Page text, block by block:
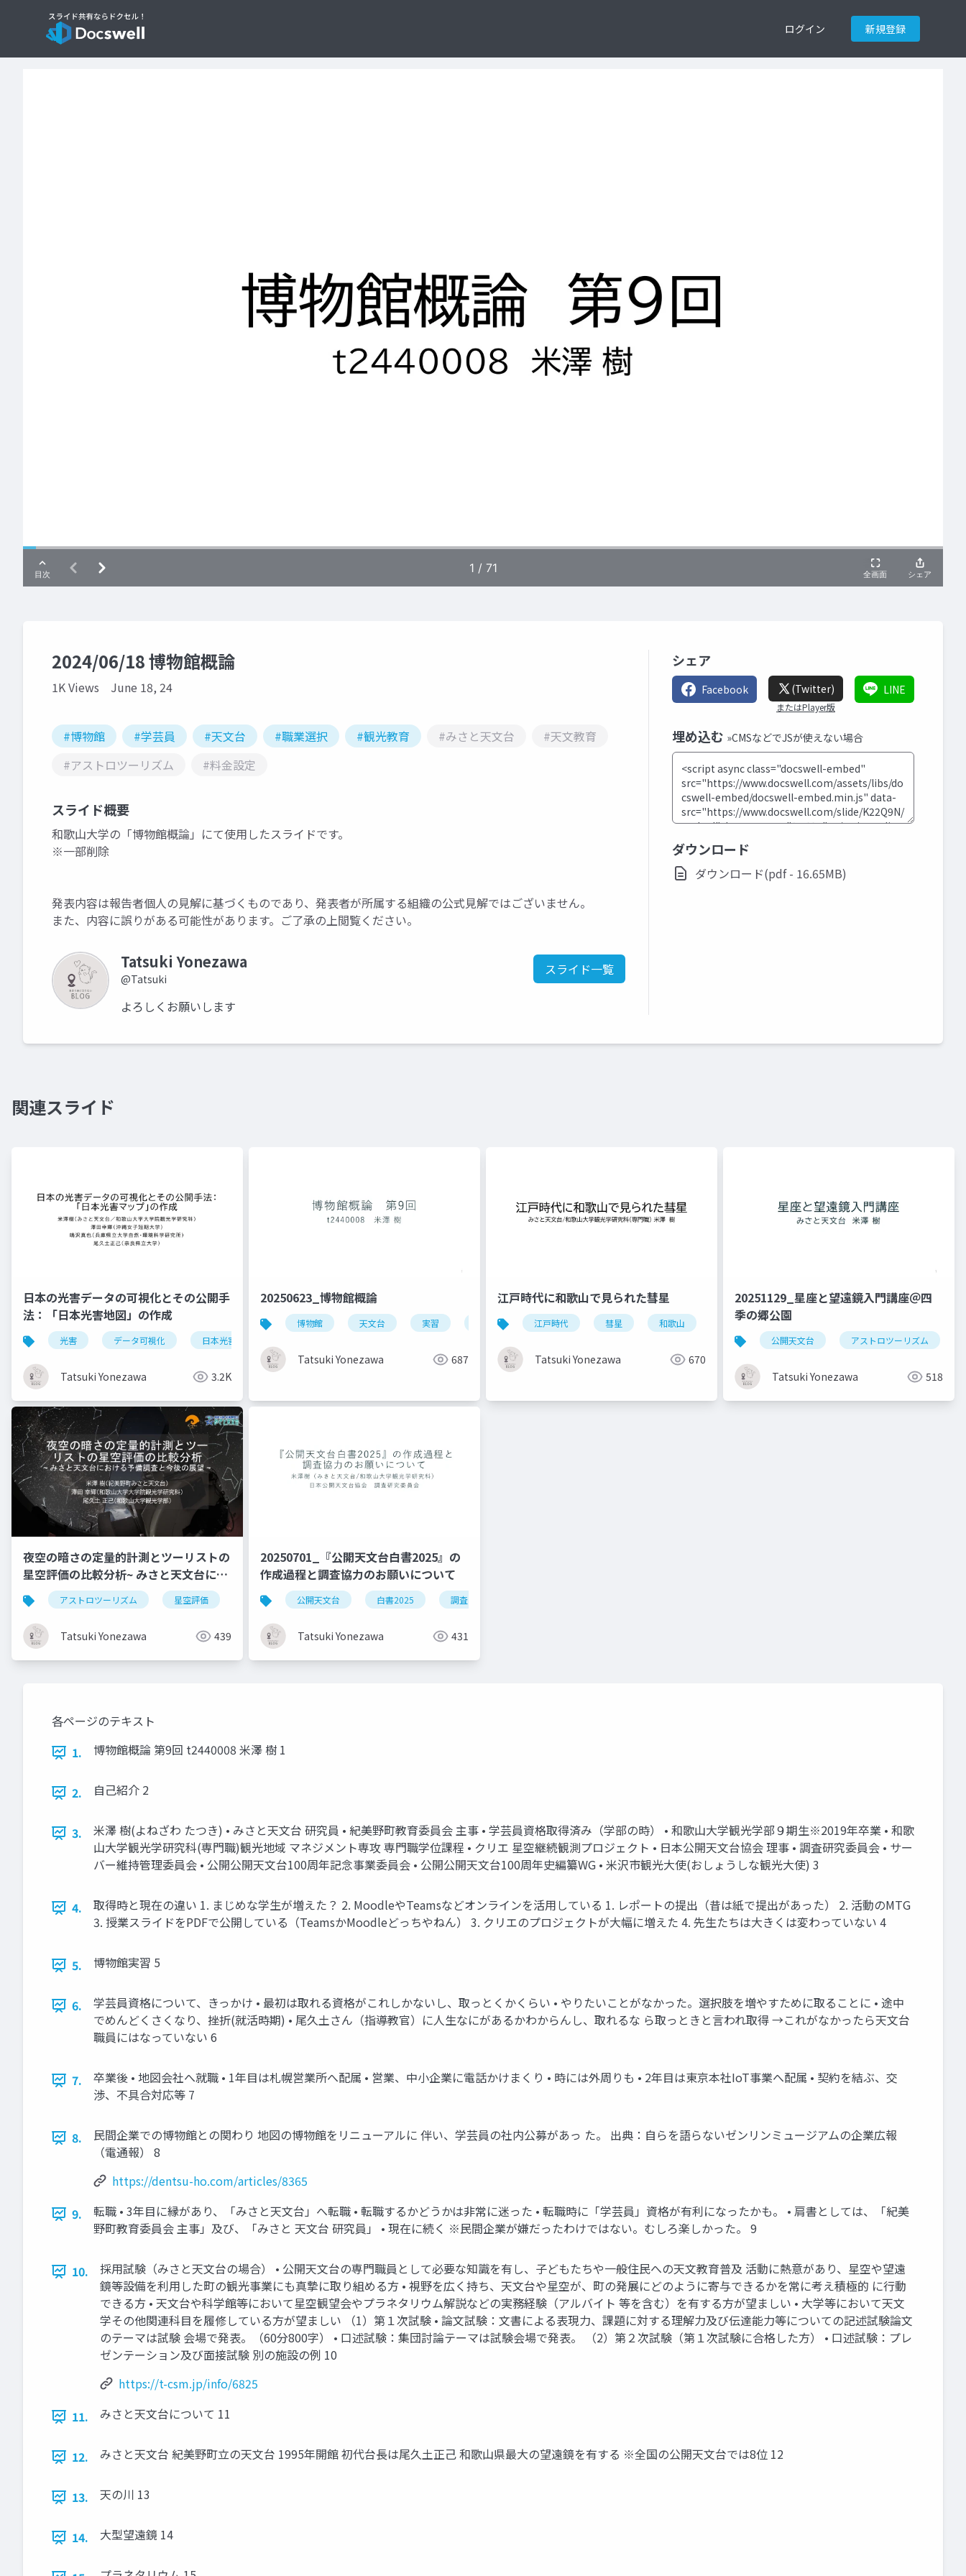
ログイン 新規登録
2024/06/18 博物館概論
1K Views June 18, 24
#博物館 #学芸員 #天文台 #職業選択 #観光教育 #みさと天文台
#天文教育
#アストロツーリズム
#料金設定
スライド概要
和歌山大学の「博物館概論」にて使用したスライドです。
※一部削除
発表内容は報告者個人の見解に基づくものであり、発表者が所属する組織の公式見解ではございません。
また、内容に誤りがある可能性があります。ご了承の上閲覧ください。
Tatsuki Yonezawa
@Tatsuki
スライド一覧
よろしくお願いします
シェア
Facebook (Twitter)
またはPlayer版
LINE
埋め込む »CMSなどでJSが使えない場合
ダウンロード
ダウンロード(pdf - 16.65MB)
関連スライド
日本の光害データの可視化とその公開手
法：「日本光害地図」の作成
光害 データ可視化 日本光害地図
Tatsuki Yonezawa 3.2K
20250623_博物館概論
博物館 天文台 実習 観光教育
Tatsuki Yonezawa 687
江戸時代に和歌山で見られた彗星
江戸時代 彗星 和歌山 天文学 自然観察
Tatsuki Yonezawa 670
20251129_星座と望遠鏡入門講座＠四
季の郷公園
公開天文台 アストロツーリズム
Tatsuki Yonezawa 518
夜空の暗さの定量的計測とツーリストの
星空評価の比較分析~ みさと天文台にお
ける予備調査と今後の展望 ~
アストロツーリズム 星空評価 夜空の明るさ 観光 公開天文台
Tatsuki Yonezawa 439
20250701_『公開天文台白書2025』の
作成過程と調査協力のお願いについて
公開天文台 白書2025 調査
Tatsuki Yonezawa 431
各ページのテキスト
1.
博物館概論 第9回 t2440008 米澤 樹 1
2. 自己紹介 2
3.
米澤 樹(よねざわ たつき) • みさと天文台 研究員 • 紀美野町教育委員会 主事 • 学芸員資格取得済み（学部の時） • 和歌山大学観光学部９期生※2019年卒業 • 和歌
山大学観光学研究科(専門職)観光地域 マネジメント専攻 専門職学位課程 • クリエ 星空継続観測プロジェクト • 日本公開天文台協会 理事 • 調査研究委員会 • サー
バー維持管理委員会 • 公開公開天文台100周年記念事業委員会 • 公開公開天文台100周年史編纂WG • 米沢市観光大使(おしょうしな観光大使) 3
4.
取得時と現在の違い 1. まじめな学生が増えた？ 2. MoodleやTeamsなどオンラインを活用している 1. レポートの提出（昔は紙で提出があった） 2. 活動のMTG
3. 授業スライドをPDFで公開している（TeamsかMoodleどっちやねん） 3. クリエのプロジェクトが大幅に増えた 4. 先生たちは大きくは変わっていない 4
5. 博物館実習 5
6.
学芸員資格について、きっかけ • 最初は取れる資格がこれしかないし、取っとくかくらい • やりたいことがなかった。選択肢を増やすために取ることに • 途中
でめんどくさくなり、挫折(就活時期) • 尾久土さん（指導教官）に人生なにがあるかわからんし、取れるな ら取っときと言われ取得 →これがなかったら天文台
職員にはなっていない 6
7.
卒業後 • 地図会社へ就職 • 1年目は札幌営業所へ配属 • 営業、中小企業に電話かけまくり • 時には外周りも • 2年目は東京本社IoT事業へ配属 • 契約を結ぶ、交
渉、不具合対応等 7
8.
民間企業での博物館との関わり 地図の博物館をリニューアルに 伴い、学芸員の社内公募があっ た。 出典：自らを語らないゼンリンミュージアムの企業広報
（電通報） 8
https://dentsu-ho.com/articles/8365
9.
転職 • 3年目に縁があり、「みさと天文台」へ転職 • 転職するかどうかは非常に迷った • 転職時に「学芸員」資格が有利になったかも。 • 肩書としては、「紀美
野町教育委員会 主事」及び、「みさと 天文台 研究員」 • 現在に続く ※民間企業が嫌だったわけではない。むしろ楽しかった。 9
10.
採用試験（みさと天文台の場合） • 公開天文台の専門職員として必要な知識を有し、子どもたちや一般住民への天文教育普及 活動に熱意があり、星空や望遠
鏡等設備を利用した町の観光事業にも真摯に取り組める方 • 視野を広く持ち、天文台や星空が、町の発展にどのように寄与できるかを常に考え積極的 に行動
できる方 • 天文台や科学館等において星空観望会やプラネタリウム解説などの実務経験（アルバイト 等を含む）を有する方が望ましい • 大学等において天文
学その他関連科目を履修している方が望ましい （1）第１次試験 • 論文試験：文書による表現力、課題に対する理解力及び伝達能力等についての記述試験論文
のテーマは試験 会場で発表。（60分800字） • 口述試験：集団討論テーマは試験会場で発表。 （2）第２次試験（第１次試験に合格した方） • 口述試験：プレ
ゼンテーション及び面接試験 別の施設の例 10
https://t-csm.jp/info/6825
11.
みさと天文台について 11
12. みさと天文台 紀美野町立の天文台 1995年開館 初代台長は尾久土正己 和歌山県最大の望遠鏡を有する ※全国の公開天文台では8位 12
13. 天の川 13
14. 大型望遠鏡 14